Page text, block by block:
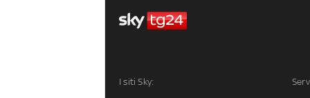
I siti Sky: